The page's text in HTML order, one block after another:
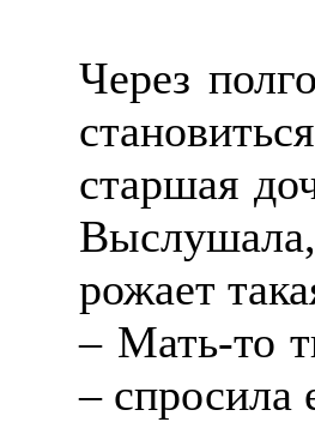
Через
старшая
рожает
– Мать-то
– спросила